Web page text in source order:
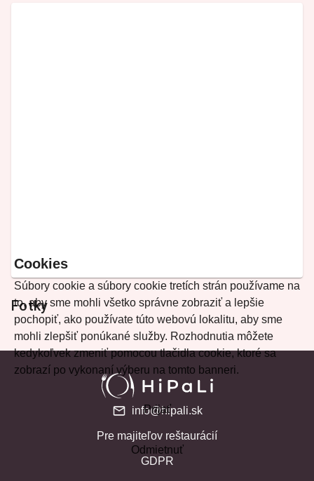
Fotky
Cookies
Súbory cookie a súbory cookie tretích strán používame na
to, aby sme mohli všetko správne zobraziť a lepšie
pochopiť, ako používate túto webovú lokalitu, aby sme
mohli zlepšiť ponúkané služby. Rozhodnutia môžete
kedykoľvek zmeniť pomocou tlačidla cookie, ktoré sa
zobrazí po vykonaní výberu na tomto banneri.
Prijať
Odmietnuť
info@hipali.sk
Pre majiteľov reštaurácií
GDPR